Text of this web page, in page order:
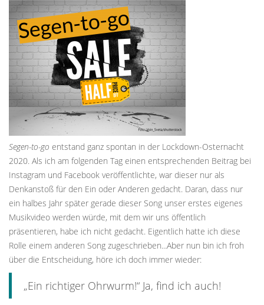
Segen-to-go entstand ganz spontan in der Lockdown-Osternacht
2020. Als ich am folgenden Tag einen entsprechenden Beitrag bei
Instagram und Facebook veröffentlichte, war dieser nur als
Denkanstoß für den Ein oder Anderen gedacht. Daran, dass nur
ein halbes Jahr später gerade dieser Song unser erstes eigenes
Musikvideo werden würde, mit dem wir uns öffentlich
präsentieren, habe ich nicht gedacht. Eigentlich hatte ich diese
Rolle einem anderen Song zugeschrieben...Aber nun bin ich froh
über die Entscheidung, höre ich doch immer wieder:
„Ein richtiger Ohrwurm!“ Ja, find ich auch!